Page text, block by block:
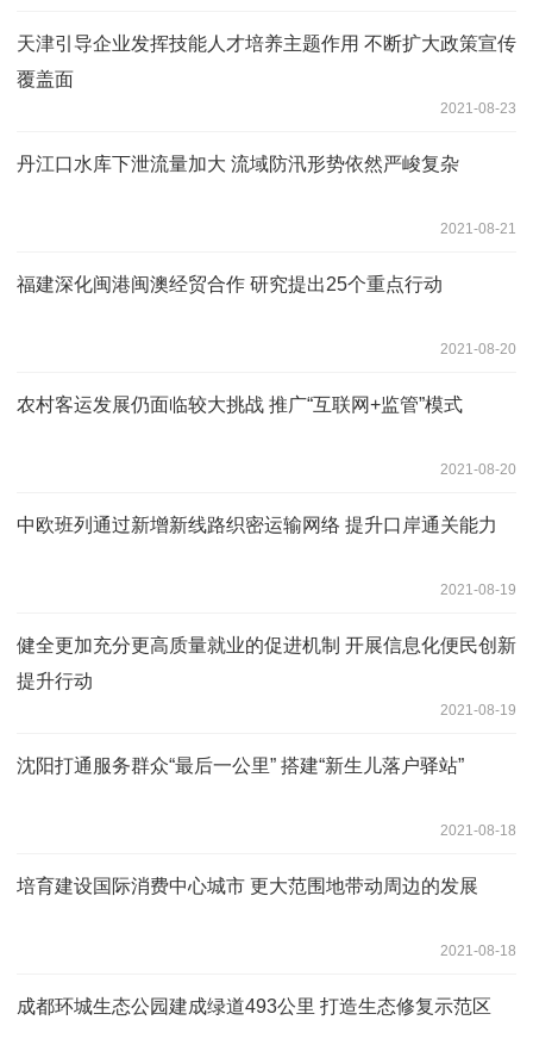
天津引导企业发挥技能人才培养主题作用 不断扩大政策宣传
覆盖面
2021-08-23
丹江口水库下泄流量加大 流域防汛形势依然严峻复杂
2021-08-21
福建深化闽港闽澳经贸合作 研究提出25个重点行动
2021-08-20
农村客运发展仍面临较大挑战 推广“互联网+监管”模式
2021-08-20
中欧班列通过新增新线路织密运输网络 提升口岸通关能力
2021-08-19
健全更加充分更高质量就业的促进机制 开展信息化便民创新
提升行动
2021-08-19
沈阳打通服务群众“最后一公里” 搭建“新生儿落户驿站”
2021-08-18
培育建设国际消费中心城市 更大范围地带动周边的发展
2021-08-18
成都环城生态公园建成绿道493公里 打造生态修复示范区